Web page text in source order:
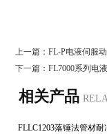
上一篇： FL-P电液伺服
下一篇： FL7000系列电
相关产品
FLLC1203落锤法管材